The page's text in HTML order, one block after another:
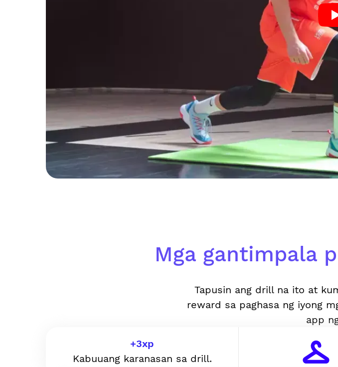
Mga gantimpala
Tapusin ang drill na ito at
reward sa paghasa ng iyong
app
+3xp
Kabuuang karanasan sa drill.